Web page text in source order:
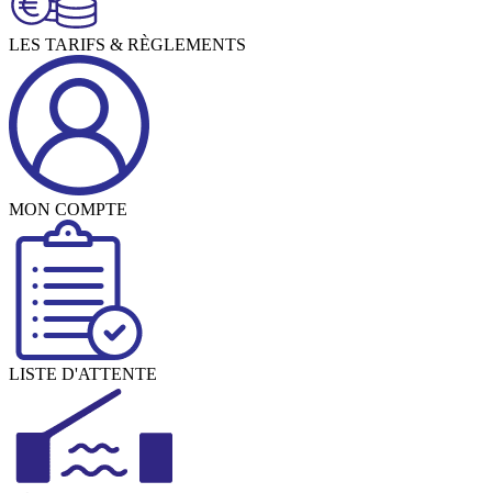
LES TARIFS & RÈGLEMENTS
MON COMPTE
LISTE D'ATTENTE